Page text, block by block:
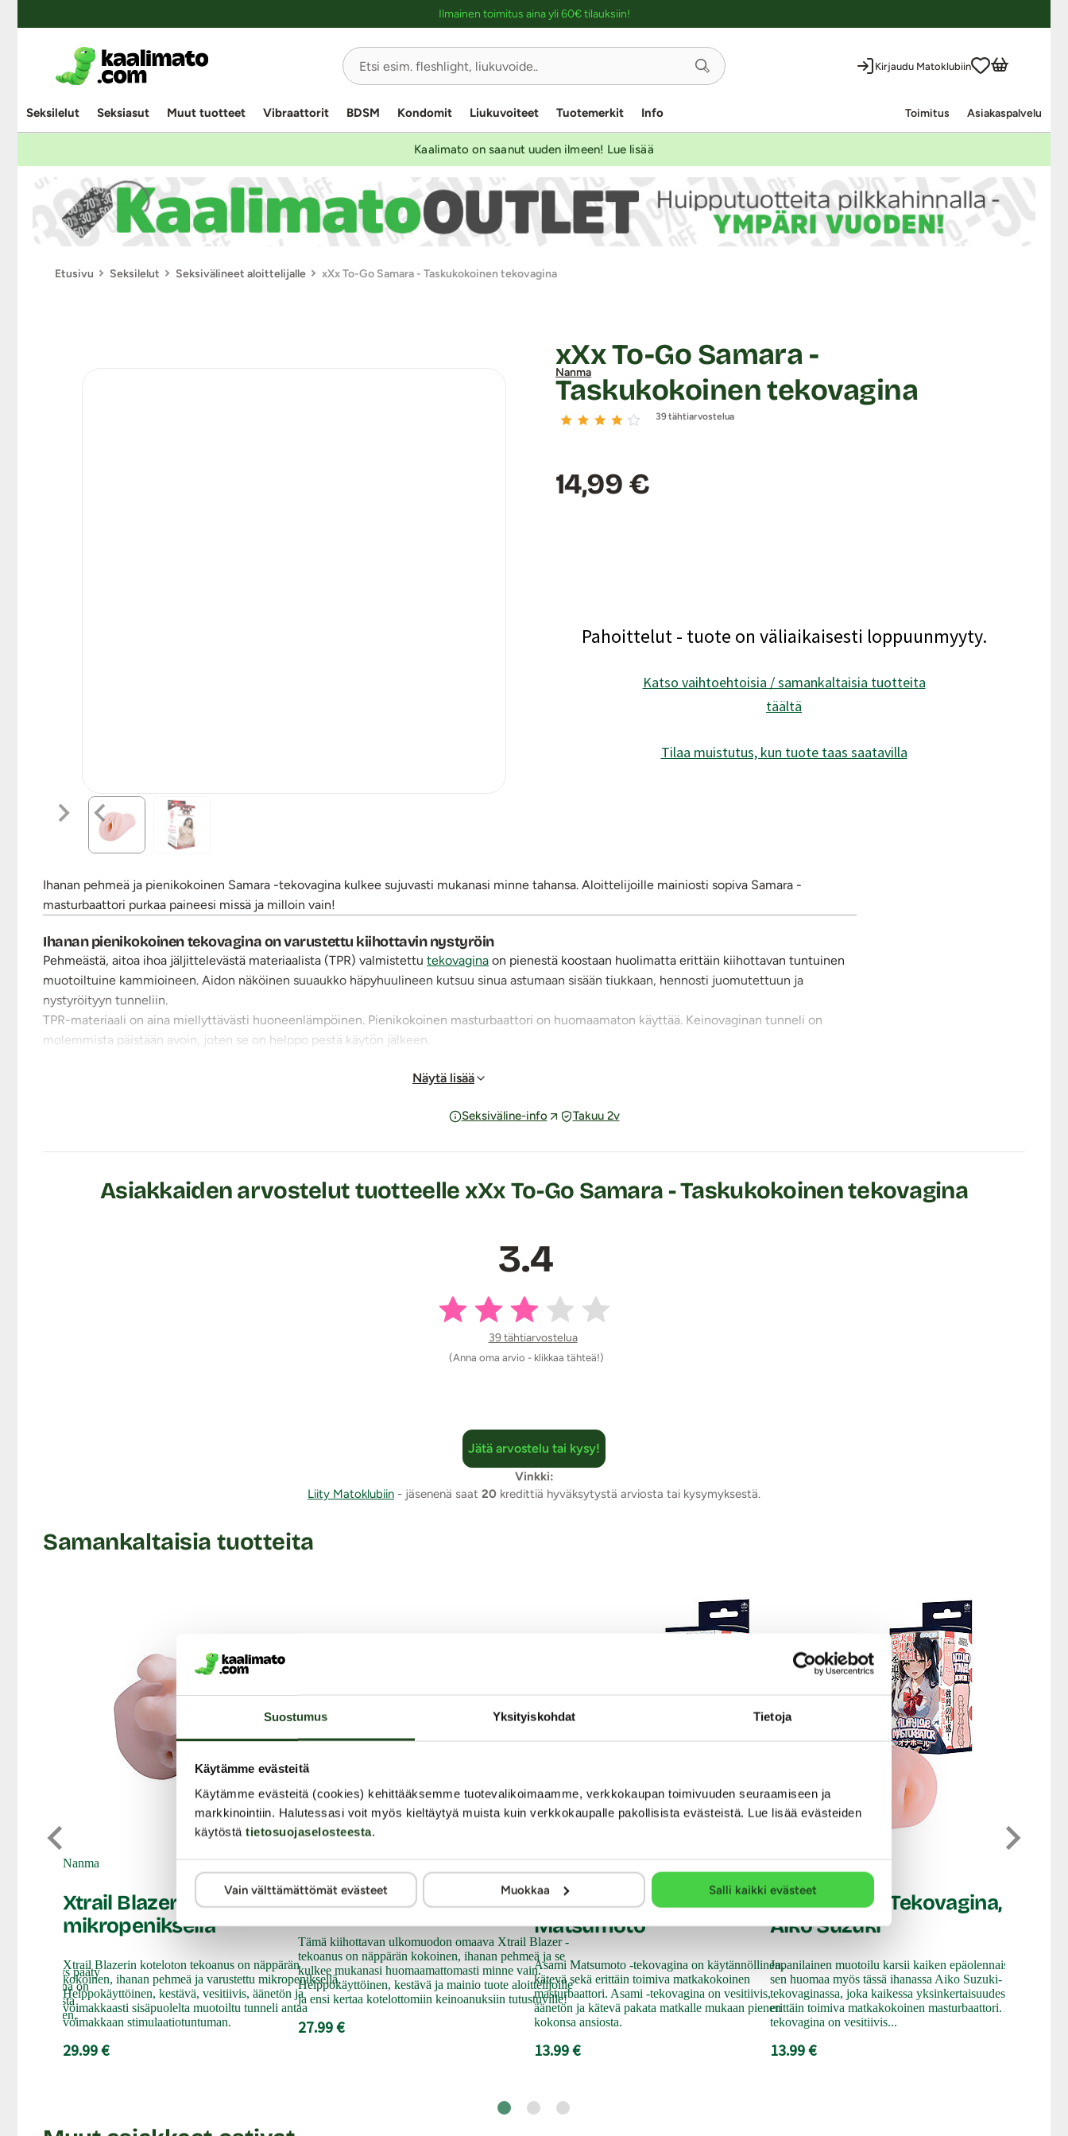
Suostumus Yksityiskohdat Tietoja
Käytämme evästeitä
Käytämme evästeitä (cookies) kehittääksemme tuotevalikoimaamme, verkkokaupan toimivuuden seuraamiseen ja
markkinointiin. Halutessasi voit myös kieltäytyä muista kuin verkkokaupalle pakollisista evästeistä. Lue lisää evästeiden
käytöstä tietosuojaselosteesta.
Vain välttämättömät evästeet Muokkaa Salli kaikki evästeet
Ilmainen toimitus aina yli 60€ tilauksiin!
Kirjaudu Matoklubiin
Seksilelut Seksiasut Muut tuotteet Vibraattorit BDSM Kondomit Liukuvoiteet Tuotemerkit Info Toimitus Asiakaspalvelu
Kaalimato on saanut uuden ilmeen! Lue lisää
Etusivu Seksilelut Seksivälineet aloittelijalle xXx To-Go Samara - Taskukokoinen tekovagina
Nanma
xXx To-Go Samara -
Taskukokoinen tekovagina
39 tähtiarvostelua
Hinta:
14,99 €
Pahoittelut - tuote on väliaikaisesti loppuunmyyty.
Katso vaihtoehtoisia / samankaltaisia tuotteita
täältä
Tilaa muistutus, kun tuote taas saatavilla
Ihanan pehmeä ja pienikokoinen Samara -tekovagina kulkee sujuvasti mukanasi minne tahansa. Aloittelijoille mainiosti sopiva Samara -
masturbaattori purkaa paineesi missä ja milloin vain!
Ihanan pienikokoinen tekovagina on varustettu kiihottavin nystyröin
Pehmeästä, aitoa ihoa jäljittelevästä materiaalista (TPR) valmistettu tekovagina on pienestä koostaan huolimatta erittäin kiihottavan tuntuinen
muotoiltuine kammioineen. Aidon näköinen suuaukko häpyhuulineen kutsuu sinua astumaan sisään tiukkaan, hennosti juomutettuun ja
nystyröityyn tunneliin.
TPR-materiaali on aina miellyttävästi huoneenlämpöinen. Pienikokoinen masturbaattori on huomaamaton käyttää. Keinovaginan tunneli on
molemmista päistään avoin, joten se on helppo pestä käytön jälkeen.
vesipohjaista liukuvoidetta. Tuote sisältää kumia.
Tuotteen koko pituus: n. 11 cm
Väri: Vaalea
Näytä lisää
Seksiväline-info Takuu 2v
Asiakkaiden arvostelut tuotteelle xXx To-Go Samara - Taskukokoinen tekovagina
3.4
39 tähtiarvostelua
(Anna oma arvio - klikkaa tähteä!)
Jätä arvostelu tai kysy!
Vinkki:
Liity Matoklubiin - jäsenenä saat 20 kredittiä hyväksytystä arviosta tai kysymyksestä.
Samankaltaisia tuotteita
ettei pidätys pääty
-tekovagina on
ja realistisesta
Nanma
Xtrail Blazer - Tekoanus
mikropeniksellä
Xtrail Blazerin koteloton tekoanus on näppärän
kokoinen, ihanan pehmeä ja varustettu mikropeniksellä.
Helppokäyttöinen, kestävä, vesitiivis, äänetön ja
voimakkaasti sisäpuolelta muotoiltu tunneli antaa
voimakkaan stimulaatiotuntuman.
29.99 €
Nanma
Xtrail Blazer - Tekoanus
Tämä kiihottavan ulkomuodon omaava Xtrail Blazer -
tekoanus on näppärän kokoinen, ihanan pehmeä ja se
kulkee mukanasi huomaamattomasti minne vain.
Helppokäyttöinen, kestävä ja mainio tuote aloittelijoille
ja ensi kertaa kotelottomiin keinoanuksiin tutustuville!
27.99 €
Nanma
Tekovagina, Asami
Matsumoto
Asami Matsumoto -tekovagina on käytännöllinen,
kätevä sekä erittäin toimiva matkakokoinen
masturbaattori. Asami -tekovagina on vesitiivis,
äänetön ja kätevä pakata matkalle mukaan pienen
kokonsa ansiosta.
13.99 €
Nanma
Fluffy Love - Tekovagina,
Aiko Suzuki
Japanilainen muotoilu karsii kaiken epäolennaisen ja
sen huomaa myös tässä ihanassa Aiko Suzuki-
tekovaginassa, joka kaikessa yksinkertaisuudessaan on
erittäin toimiva matkakokoinen masturbaattori. Aiko-
tekovagina on vesitiivis...
13.99 €
Nanma